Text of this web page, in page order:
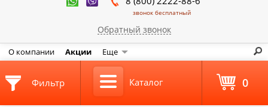
звонок бесплатный
Обратный звонок
О компании Акции Еще
Фильтр Каталог 0